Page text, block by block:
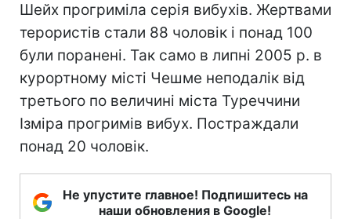
Шейх прогриміла серія вибухів. Жертвами
терористів стали 88 чоловік і понад 100
були поранені. Так само в липні 2005 р. в
курортному місті Чешме неподалік від
третього по величині міста Туреччини
Ізміра прогримів вибух. Постраждали
понад 20 чоловік.
Не упустите главное! Подпишитесь на
наши обновления в Google!